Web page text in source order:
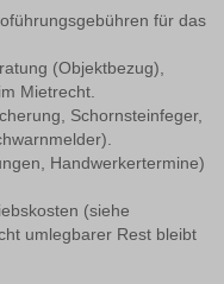
für das
(Objektbezug),
Mietrecht.
Schornsteinfeger,
Handwerkertermine)
(siehe
umlegbarer Rest bleibt